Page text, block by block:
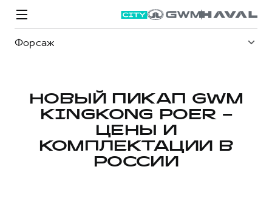
Форсаж
Покупателям
Владельцам
Спецпредложения
НОВЫЙ ПИКАП GWM
KINGKONG POER –
ЦЕНЫ И
КОМПЛЕКТАЦИИ В
РОССИИ